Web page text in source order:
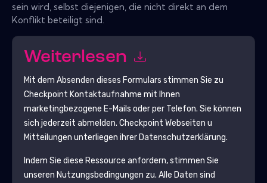
sein wird, selbst diejenigen, die nicht direkt an dem
Konflikt beteiligt sind.
Weiterlesen
Mit dem Absenden dieses Formulars stimmen Sie zu
Checkpoint Kontaktaufnahme mit Ihnen
marketingbezogene E-Mails oder per Telefon. Sie können
sich jederzeit abmelden. Checkpoint Webseiten u
Mitteilungen unterliegen ihrer Datenschutzerklärung.
Indem Sie diese Ressource anfordern, stimmen Sie
unseren Nutzungsbedingungen zu. Alle Daten sind